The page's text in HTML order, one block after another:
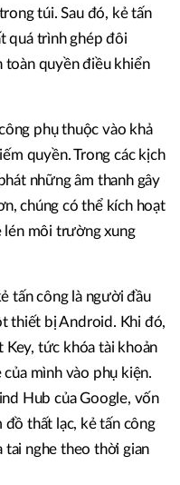
túi. Sau đó, kẻ tấn
quá trình ghép đôi
toàn quyền điều khiển
phụ thuộc vào khả
quyền. Trong các kịch
những âm thanh gây
chúng có thể kích hoạt
lén môi trường xung
tấn công là người đầu
thiết bị Android. Khi đó,
Key, tức khóa tài khoản
mình vào phụ kiện.
Hub của Google, vốn
thất lạc, kẻ tấn công
nghe theo thời gian